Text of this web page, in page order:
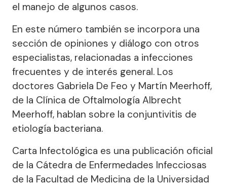
el manejo de algunos casos.
En este número también se incorpora una
sección de opiniones y diálogo con otros
especialistas, relacionadas a infecciones
frecuentes y de interés general. Los
doctores Gabriela De Feo y Martín Meerhoff,
de la Clínica de Oftalmología Albrecht
Meerhoff, hablan sobre la conjuntivitis de
etiología bacteriana.
Carta Infectológica es una publicación oficial
de la Cátedra de Enfermedades Infecciosas
de la Facultad de Medicina de la Universidad